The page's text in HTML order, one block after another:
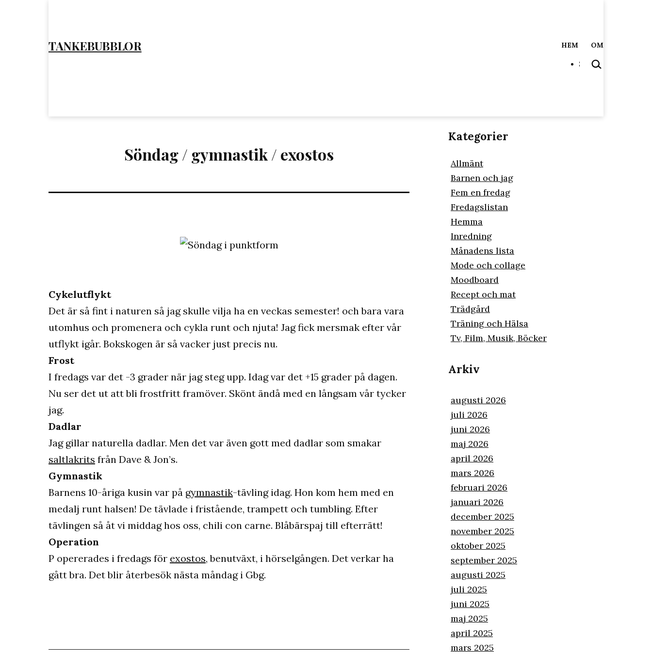
TANKEBUBBLOR HEM OM
SÖK
…
Söndag / gymnastik / exostos
Cykelutflykt
Det är så fint i naturen så jag skulle vilja ha en veckas semester! och bara vara
utomhus och promenera och cykla runt och njuta! Jag fick mersmak efter vår
utflykt igår. Bokskogen är så vacker just precis nu.
Frost
I fredags var det -3 grader när jag steg upp. Idag var det +15 grader på dagen.
Nu ser det ut att bli frostfritt framöver. Skönt ändå med en långsam vår tycker
jag.
Dadlar
Jag gillar naturella dadlar. Men det var även gott med dadlar som smakar
saltlakrits från Dave & Jon’s.
Gymnastik
Barnens 10-åriga kusin var på gymnastik-tävling idag. Hon kom hem med en
medalj runt halsen! De tävlade i fristående, trampett och tumbling. Efter
tävlingen så åt vi middag hos oss, chili con carne. Blåbärspaj till efterrätt!
Operation
P opererades i fredags för exostos, benutväxt, i hörselgången. Det verkar ha
gått bra. Det blir återbesök nästa måndag i Gbg.
Kategorier
Allmänt
Barnen och jag
Fem en fredag
Fredagslistan
Hemma
Inredning
Månadens lista
Mode och collage
Moodboard
Recept och mat
Trädgård
Träning och Hälsa
Tv, Film, Musik, Böcker
Arkiv
augusti 2026
juli 2026
juni 2026
maj 2026
april 2026
mars 2026
februari 2026
januari 2026
december 2025
november 2025
oktober 2025
september 2025
augusti 2025
juli 2025
juni 2025
maj 2025
april 2025
mars 2025